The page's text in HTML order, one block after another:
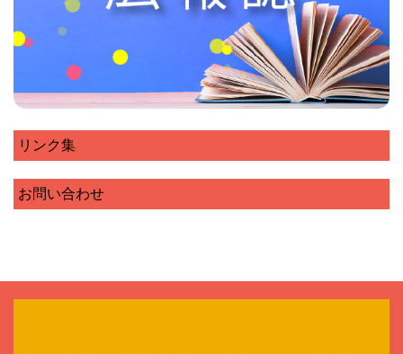
リンク集
お問い合わせ